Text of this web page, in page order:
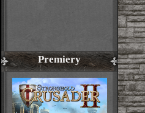
Premiery